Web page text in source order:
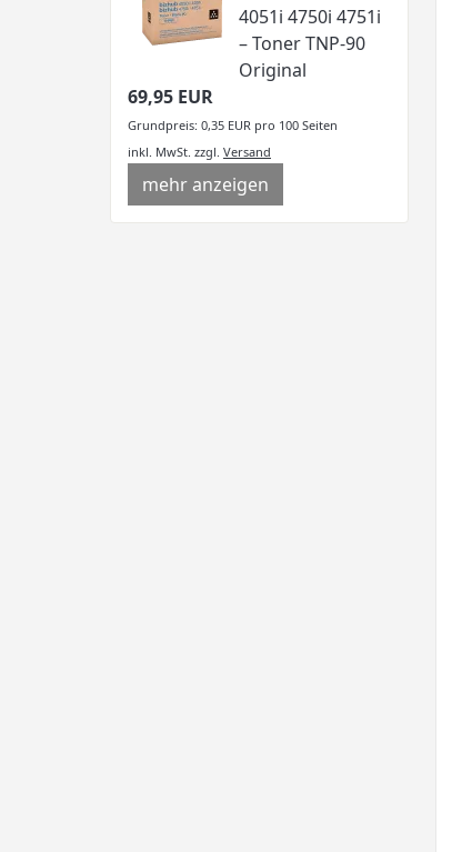
4051i 4750i 4751i
– Toner TNP-90
Original
69,95 EUR
Grundpreis: 0,35 EUR pro 100 Seiten
inkl. MwSt. zzgl. Versand
mehr anzeigen